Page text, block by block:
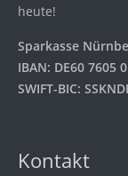
heute!
Sparkasse
IBAN: DE60 7605
SWIFT-BIC:
Kontakt